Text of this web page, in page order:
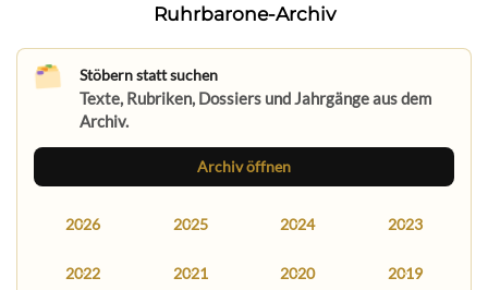
Ruhrbarone-Archiv
Stöbern statt suchen
Texte, Rubriken, Dossiers und Jahrgänge aus dem
Archiv.
Archiv öffnen
2026 2025 2024 2023
2022 2021 2020 2019